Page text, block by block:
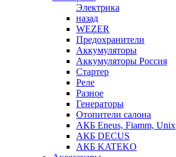
Электрика
назад
WEZER
Предохранители
Аккумуляторы
Аккумуляторы Россия
Стартер
Реле
Разное
Генераторы
Отопители салона
АКБ Eneus, Fiamm, Unix
АКБ DECUS
АКБ KATEKO